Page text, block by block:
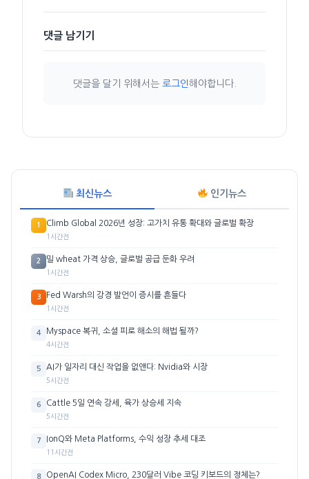
댓글 남기기
댓글을 달기 위해서는 로그인해야합니다.
최신뉴스 인기뉴스
1 Climb Global 2026년 성장: 고가치 유통 확대와 글로벌 확장
1시간전
2 밀 wheat 가격 상승, 글로벌 공급 둔화 우려
1시간전
3 Fed Warsh의 강경 발언이 증시를 흔들다
1시간전
4 Myspace 복귀, 소셜 피로 해소의 해법 될까?
4시간전
5 AI가 일자리 대신 작업을 없앤다: Nvidia와 시장
5시간전
6 Cattle 5일 연속 강세, 육가 상승세 지속
5시간전
7 IonQ와 Meta Platforms, 수익 성장 추세 대조
11시간전
8 OpenAI Codex Micro, 230달러 Vibe 코딩 키보드의 정체는?